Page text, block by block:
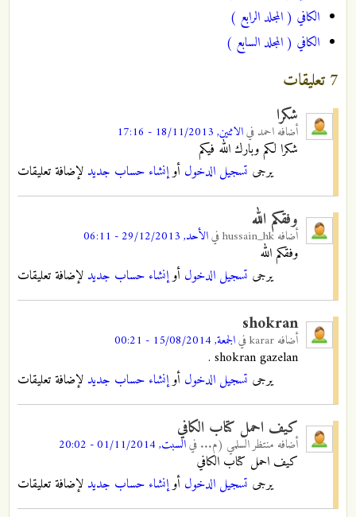
الكافي ( المجلد الرابع )
الكافي ( المجلد السابع )
7 تعليقات
شكرا
أضافه احمد فيالاثنين, 18/11/2013 - 17:16
شكرا لكم وبارك الله فيكم
يرجى تسجيل الدخول أوإنشاء حساب جديد لإضافة تعليقات
وفقكم الله
أضافه hussain_hkفيالأحد, 29/12/2013 - 06:11
وفقكم الله
يرجى تسجيل الدخول أوإنشاء حساب جديد لإضافة تعليقات
shokran
أضافه kararفيالجمعة, 15/08/2014 - 00:21
shokran gazelan .
يرجى تسجيل الدخول أوإنشاء حساب جديد لإضافة تعليقات
كيف احمل كتاب الكافي
أضافه منتظر السلمي (م... فيالسبت, 01/11/2014 - 20:02
كيف احمل كتاب الكافي
يرجى تسجيل الدخول أوإنشاء حساب جديد لإضافة تعليقات